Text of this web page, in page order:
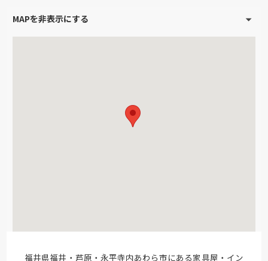
福井県福井・芦原・永平寺内あわら市にある家具屋・イン